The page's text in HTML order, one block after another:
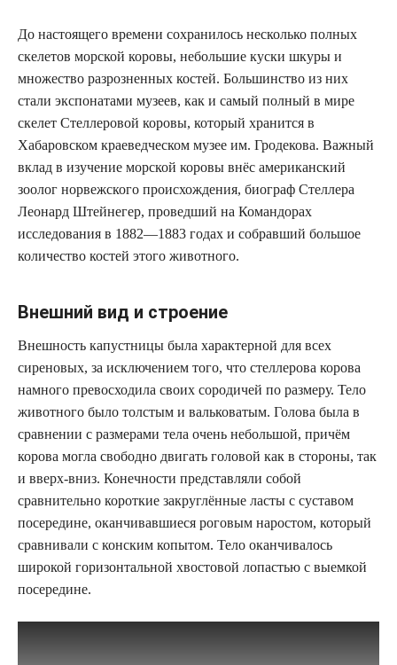
До настоящего времени сохранилось несколько полных
скелетов морской коровы, небольшие куски шкуры и
множество разрозненных костей. Большинство из них
стали экспонатами музеев, как и самый полный в мире
скелет Стеллеровой коровы, который хранится в
Хабаровском краеведческом музее им. Гродекова. Важный
вклад в изучение морской коровы внёс американский
зоолог норвежского происхождения, биограф Стеллера
Леонард Штейнегер, проведший на Командорах
исследования в 1882—1883 годах и собравший большое
количество костей этого животного.
Внешний вид и строение
Внешность капустницы была характерной для всех
сиреновых, за исключением того, что стеллерова корова
намного превосходила своих сородичей по размеру. Тело
животного было толстым и вальковатым. Голова была в
сравнении с размерами тела очень небольшой, причём
корова могла свободно двигать головой как в стороны, так
и вверх-вниз. Конечности представляли собой
сравнительно короткие закруглённые ласты с суставом
посередине, оканчивавшиеся роговым наростом, который
сравнивали с конским копытом. Тело оканчивалось
широкой горизонтальной хвостовой лопастью с выемкой
посередине.